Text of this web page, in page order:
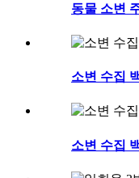
동물 소변
소변 수집
소변 수집